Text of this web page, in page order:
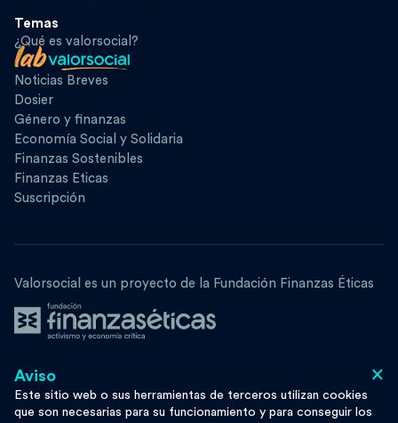
Temas
¿Qué es valorsocial?
Noticias Breves
Dosier
Género y finanzas
Economía Social y Solidaria
Finanzas Sostenibles
Finanzas Eticas
Suscripción
Valorsocial es un proyecto de la Fundación Finanzas Éticas
Síguenos ×
Aviso
Este sitio web o sus herramientas de terceros utilizan cookies
que son necesarias para su funcionamiento y para conseguir los